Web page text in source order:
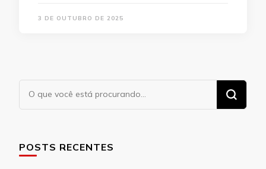
3 DE OUTUBRO DE 2025
Procurando
POSTS RECENTES